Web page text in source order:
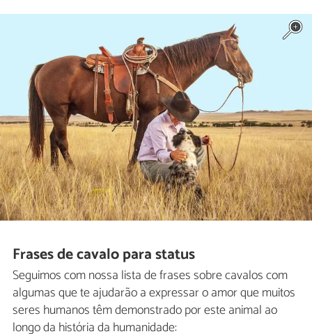
Frases de cavalo para status
Seguimos com nossa lista de frases sobre cavalos com
algumas que te ajudarão a expressar o amor que muitos
seres humanos têm demonstrado por este animal ao
longo da história da humanidade: